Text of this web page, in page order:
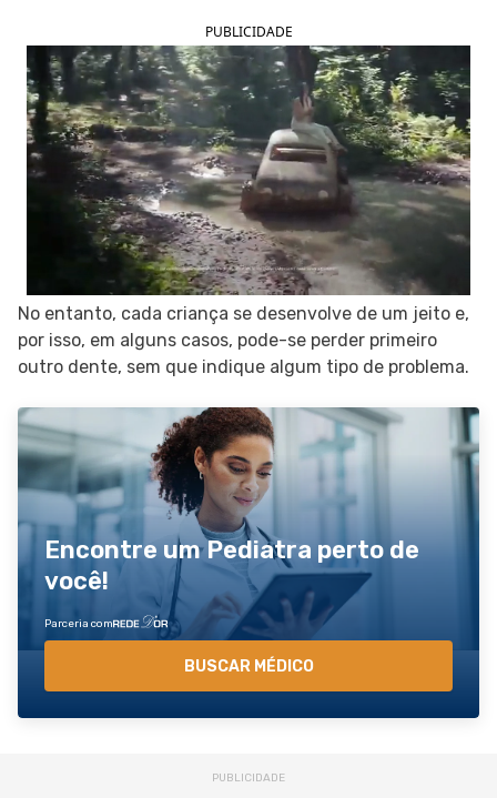
PUBLICIDADE
No entanto, cada criança se desenvolve de um jeito e,
por isso, em alguns casos, pode-se perder primeiro
outro dente, sem que indique algum tipo de problema.
Encontre um Pediatra perto de
você!
Parceria com
BUSCAR MÉDICO